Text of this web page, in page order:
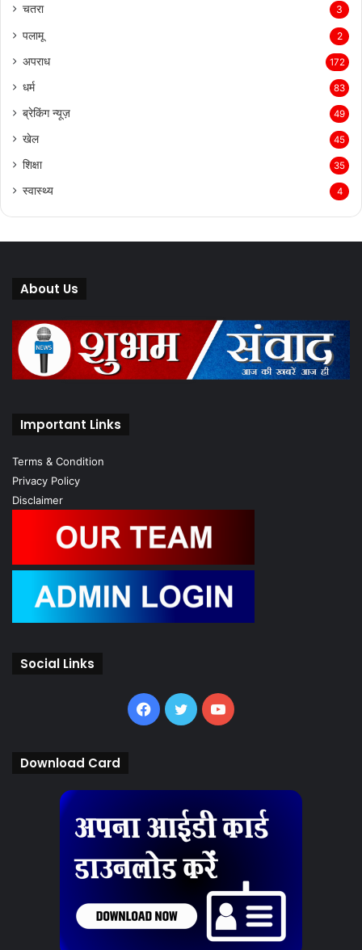
चतरा 3
पलामू 2
अपराध 172
धर्म 83
ब्रेकिंग न्यूज़ 49
खेल 45
शिक्षा 35
स्वास्थ्य 4
About Us
Important Links
Terms & Condition
Privacy Policy
Disclaimer
Social Links
Facebook
TwitterYouTube
Download Card